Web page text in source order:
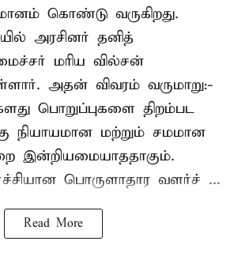
கொண்டு வருகிறது.
அரசினர் தனித்
மரிய வில்சன்
அதன் விவரம் வருமாறு:-
பொறுப்புகளை திறம்பட
நியாயமான மற்றும் சமமான
இன்றியமையாததாகும்.
பொருளாதார வளர்ச் ...
Read More